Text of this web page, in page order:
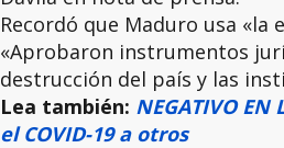
Recordó que Maduro usa «la
«Aprobaron instrumentos
destrucción del país y las
Lea también: NEGATIVO
el COVID-19 a otros